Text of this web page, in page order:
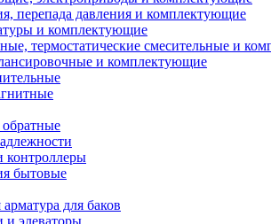
перепада давления и комплектующие
и комплектующие
термостатические смесительные и
и комплектующие
контроллеры
бытовые
для баков
и элеваторы